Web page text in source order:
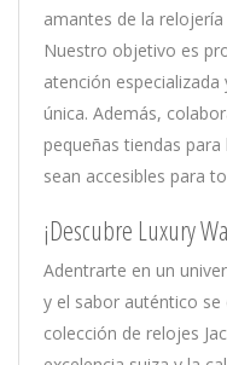
amantes de la
Nuestro objetivo es
atención
única. Además,
pequeñas tiendas
sean accesibles para
¡Descubre Luxury
Adentrarte en un
y el sabor auténtico se
colección de relojes